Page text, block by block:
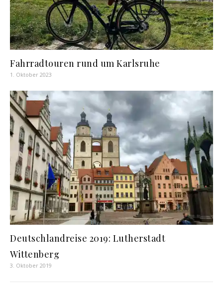
Fahrradtouren rund um Karlsruhe
1. Oktober 2023
Deutschlandreise 2019: Lutherstadt
Wittenberg
3. Oktober 2019